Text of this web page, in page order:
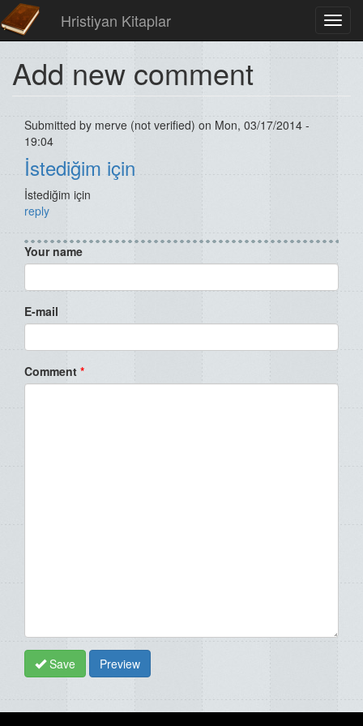
Hristiyan Kitaplar
Add new comment
Submitted by merve (not verified) on Mon, 03/17/2014 -
19:04
İstediğim için
İstediğim için
reply
Your name
E-mail
Comment *
Save Preview